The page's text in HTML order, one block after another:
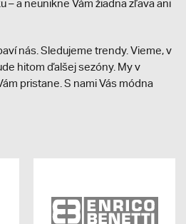
– a neunikne Vám žiadna zľava ani
nás. Sledujeme trendy. Vieme, v
hitom ďalšej sezóny. My v
pristane. S nami Vás módna